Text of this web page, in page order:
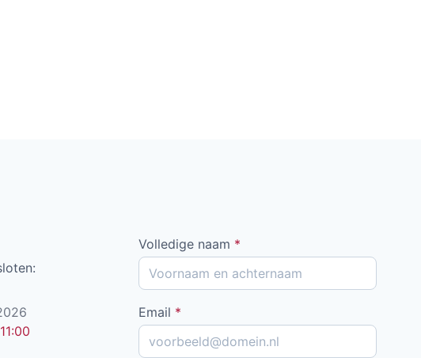
Volledige naam *
Email *